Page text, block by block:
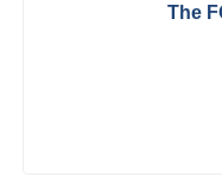
The